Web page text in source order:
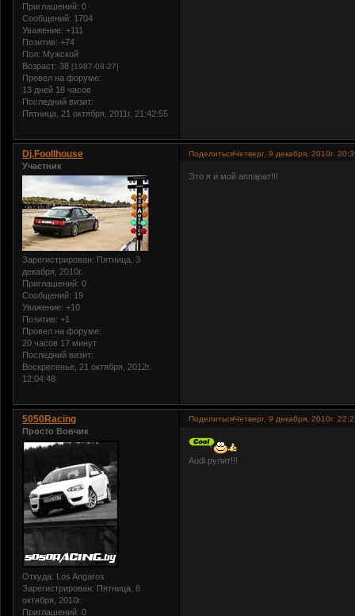
Приглашений: 0
Сообщений: 1704
Уважение: +111
Позитив: +74
Пол: Мужской
Возраст: 38 [1987-08-27]
Провел на форуме:
13 дней 18 часов
Последний визит:
Пятница, 21 октября, 2011г. 21:42:55
ПоделитьсяЧетверг, 9 декабря, 2010г.
Dj.Foollhouse
Участник
Зарегистрирован: Пятница, 3
декабря, 2010г.
Приглашений: 0
Сообщений: 19
Уважение: +10
Позитив: +1
Провел на форуме:
20 часов 17 минут
Последний визит:
Воскресенье, 21 октября, 2012г.
12:04:48
Это я и мой аппарат!!!
ПоделитьсяЧетверг, 9 декабря, 2010г.
5050Racing
Просто Вовчик
Откуда: Los Angaros
Зарегистрирован: Пятница, 8
октября, 2010г.
Приглашений: 0
Audi рулит!!!